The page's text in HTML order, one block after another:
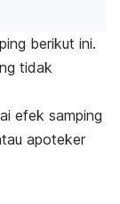
berikut ini.
tidak
efek samping
apoteker